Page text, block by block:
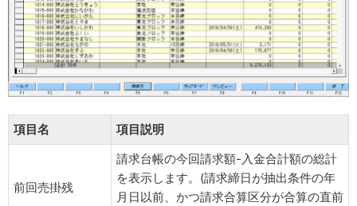
項目名 項目説明
前回売掛残
請求台帳の今回請求額-入金合計額の総計
を表示します。(請求締日が抽出条件の年
月日以前、かつ請求合算区分が合算の直前